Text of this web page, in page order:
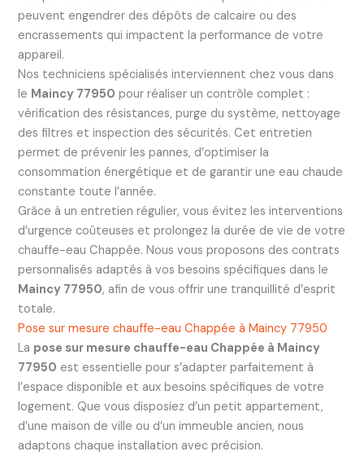
peuvent engendrer des dépôts de calcaire ou des
encrassements qui impactent la performance de votre
appareil.
Nos techniciens spécialisés interviennent chez vous dans
le Maincy 77950 pour réaliser un contrôle complet :
vérification des résistances, purge du système, nettoyage
des filtres et inspection des sécurités. Cet entretien
permet de prévenir les pannes, d’optimiser la
consommation énergétique et de garantir une eau chaude
constante toute l’année.
Grâce à un entretien régulier, vous évitez les interventions
d’urgence coûteuses et prolongez la durée de vie de votre
chauffe-eau Chappée. Nous vous proposons des contrats
personnalisés adaptés à vos besoins spécifiques dans le
Maincy 77950, afin de vous offrir une tranquillité d’esprit
totale.
Pose sur mesure chauffe-eau Chappée à Maincy 77950
La pose sur mesure chauffe-eau Chappée à Maincy
77950 est essentielle pour s’adapter parfaitement à
l’espace disponible et aux besoins spécifiques de votre
logement. Que vous disposiez d’un petit appartement,
d’une maison de ville ou d’un immeuble ancien, nous
adaptons chaque installation avec précision.